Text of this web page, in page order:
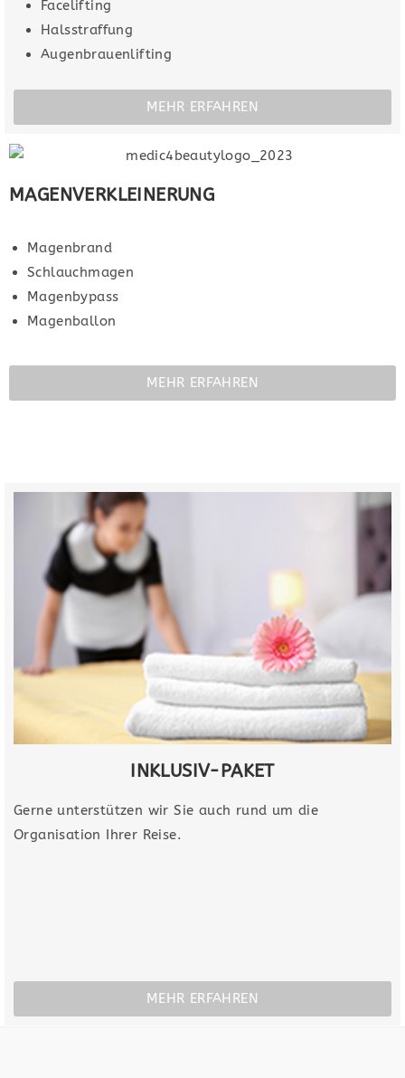
Facelifting
Halsstraffung
Augenbrauenlifting
MEHR ERFAHREN
MAGENVERKLEINERUNG
Magenbrand
Schlauchmagen
Magenbypass
Magenballon
MEHR ERFAHREN
INKLUSIV-PAKET​
Gerne unterstützen wir Sie auch rund um die
Organisation Ihrer Reise.
MEHR ERFAHREN